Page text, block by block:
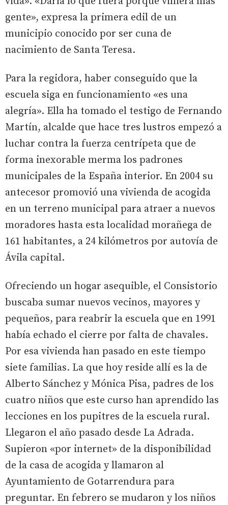
gente», expresa la primera edil de un
municipio conocido por ser cuna de
nacimiento de Santa Teresa.
Para la regidora, haber conseguido que la
escuela siga en funcionamiento «es una
alegría». Ella ha tomado el testigo de Fernando
Martín, alcalde que hace tres lustros empezó a
luchar contra la fuerza centrípeta que de
forma inexorable merma los padrones
municipales de la España interior. En 2004 su
antecesor promovió una vivienda de acogida
en un terreno municipal para atraer a nuevos
moradores hasta esta localidad morañega de
161 habitantes, a 24 kilómetros por autovía de
Ávila capital.
Ofreciendo un hogar asequible, el Consistorio
buscaba sumar nuevos vecinos, mayores y
pequeños, para reabrir la escuela que en 1991
había echado el cierre por falta de chavales.
Por esa vivienda han pasado en este tiempo
siete familias. La que hoy reside allí es la de
Alberto Sánchez y Mónica Pisa, padres de los
cuatro niños que este curso han aprendido las
lecciones en los pupitres de la escuela rural.
Llegaron el año pasado desde La Adrada.
Supieron «por internet» de la disponibilidad
de la casa de acogida y llamaron al
Ayuntamiento de Gotarrendura para
preguntar. En febrero se mudaron y los niños